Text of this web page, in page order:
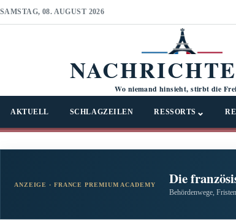
SAMSTAG, 08. AUGUST 2026
Wo niemand hinsieht, stirbt die
AKTUELL SCHLAGZEILEN RESSORTS ⌄
ANZEIGE · FRANCE PREMIUM ACADEMY Die
Behördenwege,